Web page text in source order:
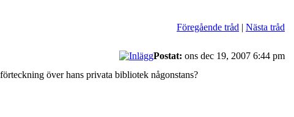
Föregående tråd | Nästa tråd
Postat: ons dec 19, 2007 6:44 pm
över hans privata bibliotek någonstans?